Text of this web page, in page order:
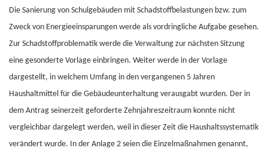
Die Sanierung von Schulgebäuden mit Schadstoffbelastungen bzw. zum
Zweck von Energieeinsparungen werde als vordringliche Aufgabe gesehen.
Zur Schadstoffproblematik werde die Verwaltung zur nächsten Sitzung
eine gesonderte Vorlage einbringen. Weiter werde in der Vorlage
dargestellt, in welchem Umfang in den vergangenen 5 Jahren
Haushaltmittel für die Gebäudeunterhaltung verausgabt wurden. Der in
dem Antrag seinerzeit geforderte Zehnjahreszeitraum konnte nicht
vergleichbar dargelegt werden, weil in dieser Zeit die Haushaltssystematik
verändert wurde. In der Anlage 2 seien die Einzelmaßnahmen genannt,